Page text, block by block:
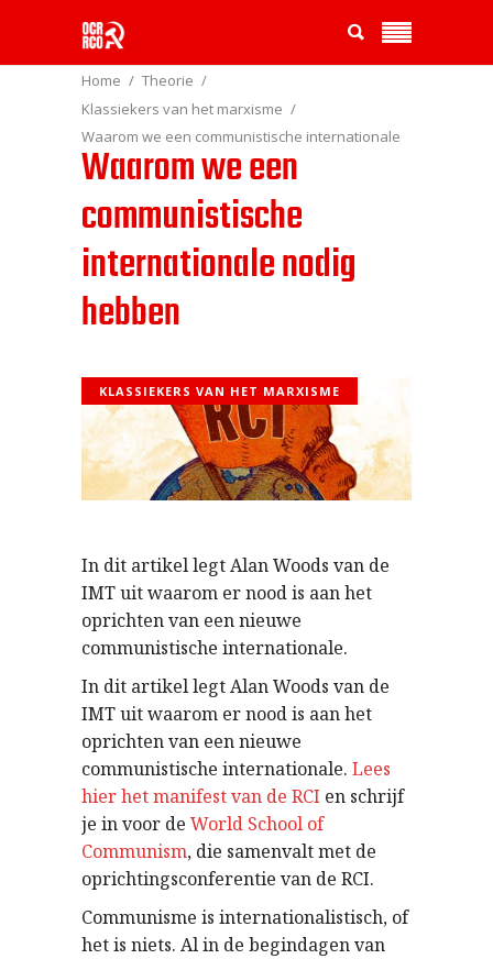
Home
Theorie
Klassiekers van het marxisme
Waarom we een communistische internationale
nodig hebben
Waarom we een
communistische
internationale nodig
hebben
KLASSIEKERS VAN HET MARXISME
In dit artikel legt Alan Woods van de
IMT uit waarom er nood is aan het
oprichten van een nieuwe
communistische internationale.
In dit artikel legt Alan Woods van de
IMT uit waarom er nood is aan het
oprichten van een nieuwe
communistische internationale. Lees
hier het manifest van de RCI en schrijf
je in voor de World School of
Communism, die samenvalt met de
oprichtingsconferentie van de RCI.
Communisme is internationalistisch, of
het is niets. Al in de begindagen van